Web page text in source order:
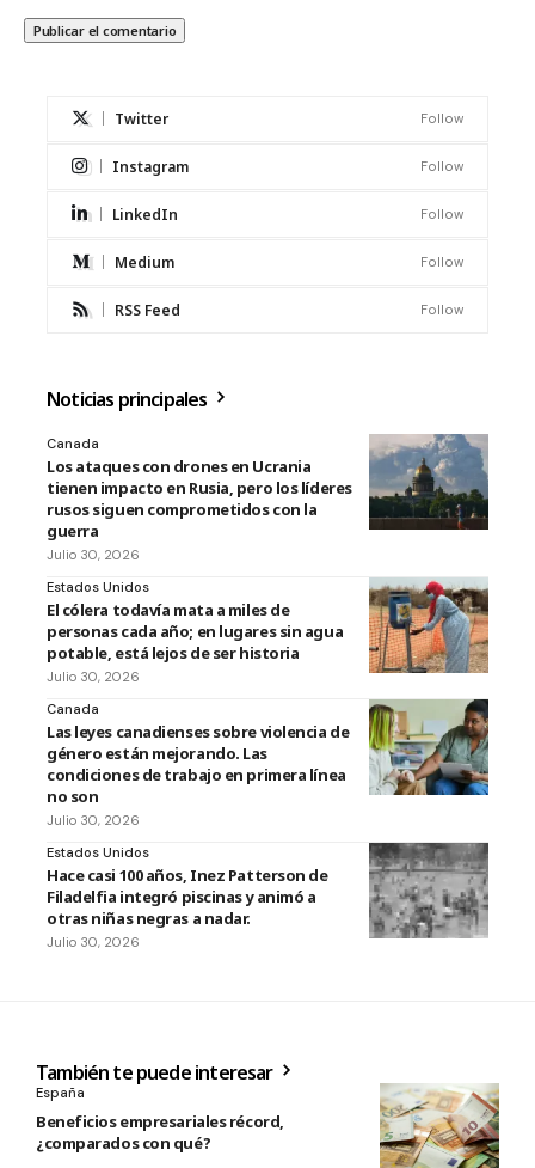
Twitter Follow
Instagram Follow
LinkedIn Follow
Medium Follow
RSS Feed Follow
Noticias principales
Canada
Los ataques con drones en Ucrania
tienen impacto en Rusia, pero los líderes
rusos siguen comprometidos con la
guerra
Julio 30, 2026
Estados Unidos
El cólera todavía mata a miles de
personas cada año; en lugares sin agua
potable, está lejos de ser historia
Julio 30, 2026
Canada
Las leyes canadienses sobre violencia de
género están mejorando. Las
condiciones de trabajo en primera línea
no son
Julio 30, 2026
Estados Unidos
Hace casi 100 años, Inez Patterson de
Filadelfia integró piscinas y animó a
otras niñas negras a nadar.
Julio 30, 2026
También te puede interesar
España
Beneficios empresariales récord,
¿comparados con qué?